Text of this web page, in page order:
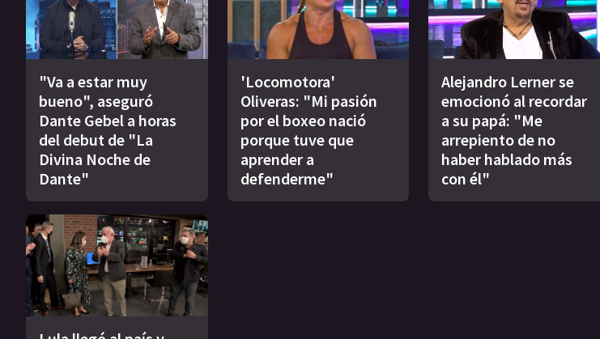
"Va a estar muy
bueno", aseguró
Dante Gebel a horas
del debut de "La
Divina Noche de
Dante"
'Locomotora'
Oliveras: "Mi pasión
por el boxeo nació
porque tuve que
aprender a
defenderme"
Alejandro Lerner se
emocionó al recordar
a su papá: "Me
arrepiento de no
haber hablado más
con él"